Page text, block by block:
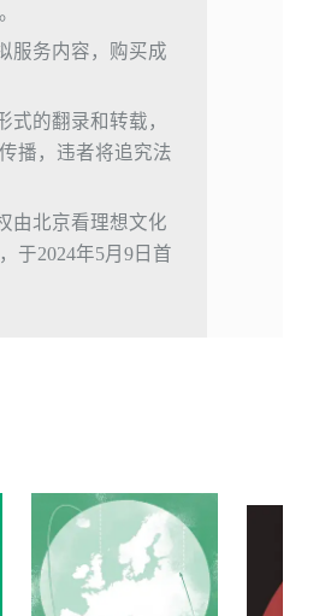
服务内容，购买成
式的翻录和转载，
播，违者将追究法
由北京看理想文化
于2024年5月9日首